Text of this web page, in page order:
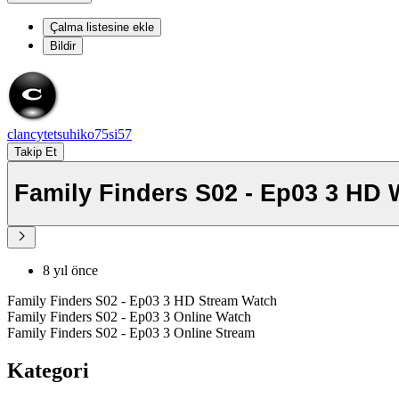
Çalma listesine ekle
Bildir
clancytetsuhiko75si57
Takip Et
Family Finders S02
8 yıl önce
Family Finders S02 - Ep03 3 HD Stream Watch
Family Finders S02 - Ep03 3 Online Watch
Family Finders S02 - Ep03 3 Online Stream
Kategori